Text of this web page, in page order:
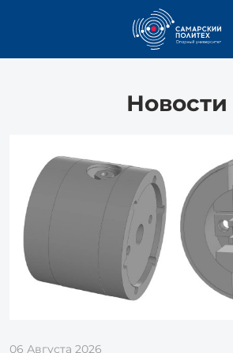
Новости
06 Августа 2026